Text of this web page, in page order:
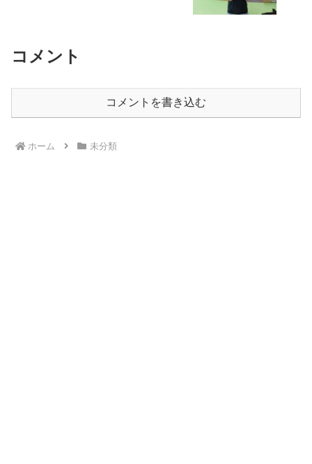
コメント
コメントを書き込む
ホーム 未分類